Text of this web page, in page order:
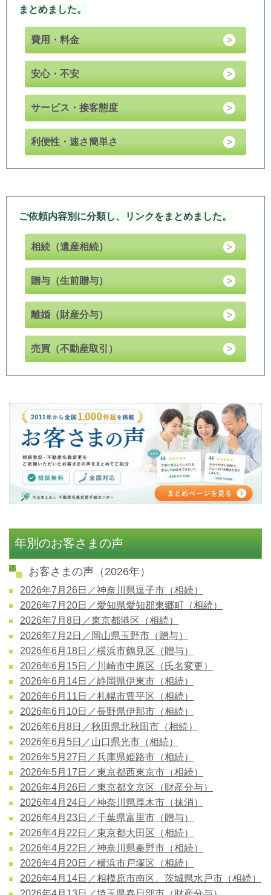
まとめました。
費用・料金
安心・不安
サービス・接客態度
利便性・速さ簡単さ
ご依頼内容別に分類し、リンクをまとめました。
相続（遺産相続）
贈与（生前贈与）
離婚（財産分与）
売買（不動産取引）
年別のお客さまの声
お客さまの声（2026年）
2026年7月26日／神奈川県逗子市（相続）
2026年7月20日／愛知県愛知郡東郷町（相続）
2026年7月8日／東京都港区（相続）
2026年7月2日／岡山県玉野市（贈与）
2026年6月18日／横浜市鶴見区（贈与）
2026年6月15日／川崎市中原区（氏名変更）
2026年6月14日／静岡県伊東市（相続）
2026年6月11日／札幌市豊平区（相続）
2026年6月10日／長野県伊那市（相続）
2026年6月8日／秋田県北秋田市（相続）
2026年6月5日／山口県光市（相続）
2026年5月27日／兵庫県姫路市（相続）
2026年5月17日／東京都西東京市（相続）
2026年4月26日／東京都文京区（財産分与）
2026年4月24日／神奈川県厚木市（抹消）
2026年4月23日／千葉県富里市（贈与）
2026年4月22日／東京都大田区（相続）
2026年4月22日／神奈川県秦野市（相続）
2026年4月20日／横浜市戸塚区（相続）
2026年4月14日／相模原市南区、茨城県水戸市（相続）